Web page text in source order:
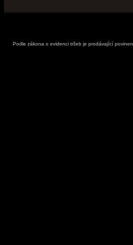
Podle zákona o evidenci tržeb je prodávající